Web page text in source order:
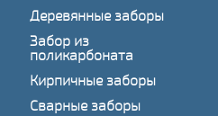
Деревянные заборы
Забор из
поликарбоната
Кирпичные заборы
Сварные заборы